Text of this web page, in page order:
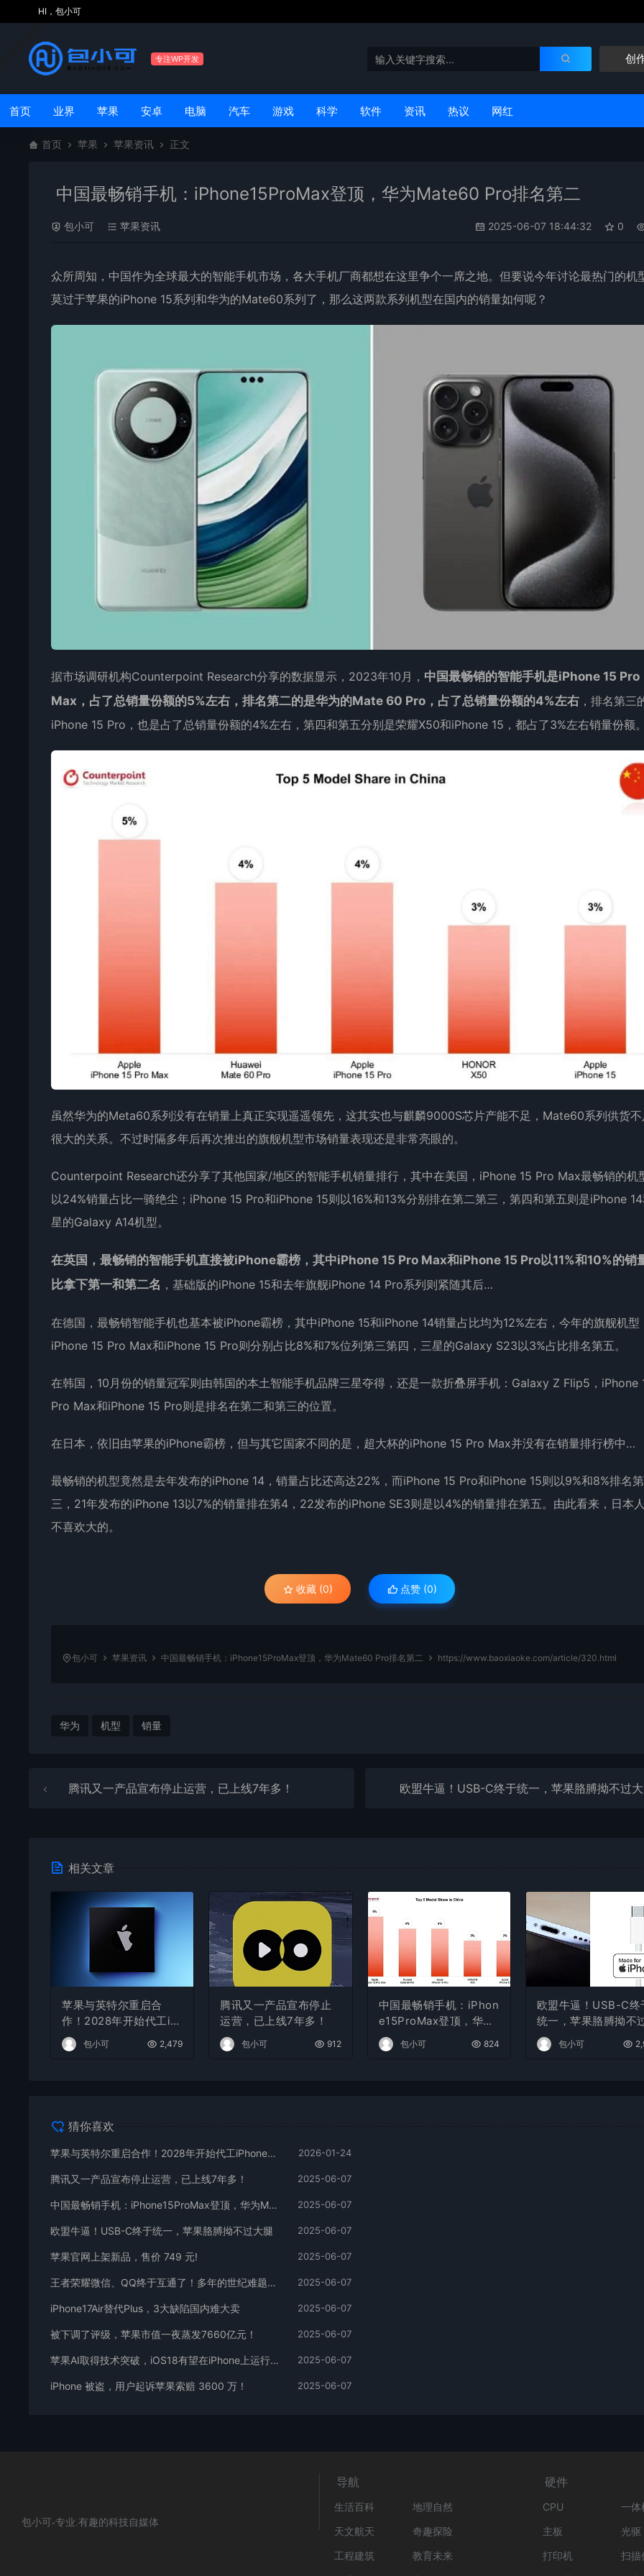
HI，包小可
专注WP开发 创
首页 业界 苹果 安卓 电脑 汽车 游戏 科学 软件 资讯 热议 网红
首页 苹果 苹果资讯 正文
中国最畅销手机：iPhone15ProMax登顶，华为Mate60 Pro排名第二
包小可 苹果资讯 2025-06-07 18:44:32 0
众所周知，中国作为全球最大的智能手机市场，各大手机厂商都想在这里争个一席之地。但要说今年讨论最热门的机
莫过于苹果的iPhone 15系列和华为的Mate60系列了，那么这两款系列机型在国内的销量如何呢？
据市场调研机构Counterpoint Research分享的数据显示，2023年10月， 中国最畅销的智能手机是iPhone 15 Pro
Max，占了总销量份额的5%左右，排名第二的是华为的Mate 60 Pro，占了总销量份额的4%左右 ，排名第三
iPhone 15 Pro，也是占了总销量份额的4%左右，第四和第五分别是荣耀X50和iPhone 15，都占了3%左右销量份额
虽然华为的Meta60系列没有在销量上真正实现遥遥领先，这其实也与麒麟9000S芯片产能不足，Mate60系列供货
很大的关系。不过时隔多年后再次推出的旗舰机型市场销量表现还是非常亮眼的。
Counterpoint Research还分享了其他国家/地区的智能手机销量排行，其中在美国，iPhone 15 Pro Max最畅销的机
以24%销量占比一骑绝尘；iPhone 15 Pro和iPhone 15则以16%和13%分别排在第二第三，第四和第五则是iPhone
星的Galaxy A14机型。
在英国，最畅销的智能手机直接被iPhone霸榜，其中iPhone 15 Pro Max和iPhone 15 Pro以11%和10%的销
比拿下第一和第二名 ，基础版的iPhone 15和去年旗舰iPhone 14 Pro系列则紧随其后…
在德国，最畅销智能手机也基本被iPhone霸榜，其中iPhone 15和iPhone 14销量占比均为12%左右，今年的旗舰机型
iPhone 15 Pro Max和iPhone 15 Pro则分别占比8%和7%位列第三第四，三星的Galaxy S23以3%占比排名第五。
在韩国，10月份的销量冠军则由韩国的本土智能手机品牌三星夺得，还是一款折叠屏手机：Galaxy Z Flip5，iPhone
Pro Max和iPhone 15 Pro则是排名在第二和第三的位置。
在日本，依旧由苹果的iPhone霸榜，但与其它国家不同的是，超大杯的iPhone 15 Pro Max并没有在销量排行榜中…
最畅销的机型竟然是去年发布的iPhone 14，销量占比还高达22%，而iPhone 15 Pro和iPhone 15则以9%和8%排名
三，21年发布的iPhone 13以7%的销量排在第4，22发布的iPhone SE3则是以4%的销量排在第五。由此看来，日本
不喜欢大的。
收藏 (0) 点赞 (0)
包小可 苹果资讯 中国最畅销手机：iPhone15ProMax登顶，华为Mate60 Pro排名第二 https://www.baoxiaoke.com/article/320.html
华为 机型 销量
腾讯又一产品宣布停止运营，已上线7年多！ 欧盟牛逼！USB-C终于统一，苹果胳膊拗不过
相关文章
苹果与英特尔重启合
作！2028年开始代工iP
hone的A22芯片
包小可 2,479
腾讯又一产品宣布停止
运营，已上线7年多！
包小可 912
中国最畅销手机：iPhon
e15ProMax登顶，华为
Mate60 Pro排名第二
包小可 824
欧盟牛逼！USB-C终
统一，苹果胳膊拗不
大腿
包小可
猜你喜欢
苹果与英特尔重启合作！2028年开始代工iPhone的A22芯片 2026-01-24
腾讯又一产品宣布停止运营，已上线7年多！ 2025-06-07
中国最畅销手机：iPhone15ProMax登顶，华为Mate60 Pro排名第二 2025-06-07
欧盟牛逼！USB-C终于统一，苹果胳膊拗不过大腿 2025-06-07
苹果官网上架新品，售价 749 元! 2025-06-07
王者荣耀微信、QQ终于互通了！多年的世纪难题解决了 2025-06-07
iPhone17Air替代Plus，3大缺陷国内难大卖 2025-06-07
被下调了评级，苹果市值一夜蒸发7660亿元！ 2025-06-07
苹果AI取得技术突破，iOS18有望在iPhone上运行Apple GPT 2025-06-07
iPhone 被盗，用户起诉苹果索赔 3600 万！ 2025-06-07
包小可-专业.有趣的科技自媒体
导航
生活百科
地理自然
天文航天
奇趣探险
工程建筑
教育未来
硬件
CPU
一体
主板
光驱
打印机
扫描